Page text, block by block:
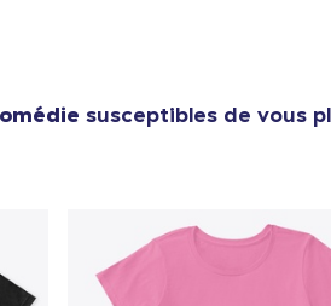
susceptibles de vous